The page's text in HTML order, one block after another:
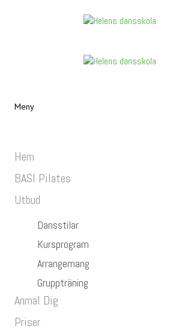
Meny
Hem
BASI Pilates
Utbud
Dansstilar
Kursprogram
Arrangemang
Gruppträning
Anmäl Dig
Priser